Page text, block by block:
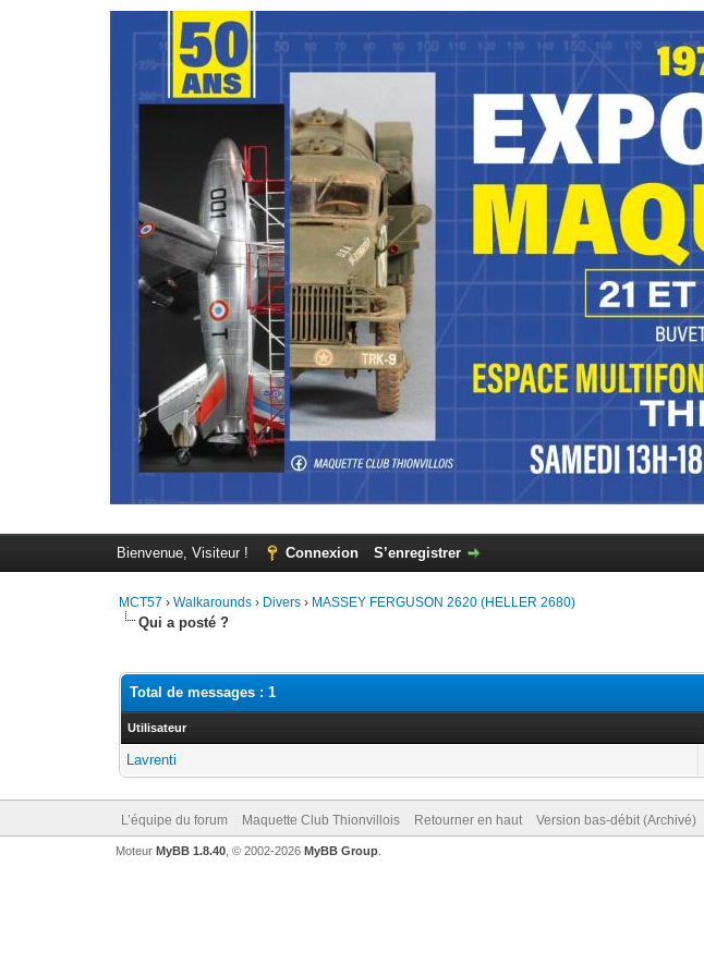
Bienvenue, Visiteur ! Connexion S’enregistrer
MCT57 ›Walkarounds › Divers› MASSEY FERGUSON 2620 (HELLER 2680)
Qui a posté ?
Total de messages : 1
Utilisateur
Lavrenti
L’équipe du forum Maquette Club Thionvillois Retourner en haut Version bas-débit (Archivé)
Moteur MyBB 1.8.40, © 2002-2026 MyBB Group.